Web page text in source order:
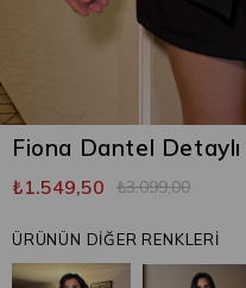
Fiona Dantel
₺3.099,00
₺1.549,50
ÜRÜNÜN DİĞER RENKLERİ